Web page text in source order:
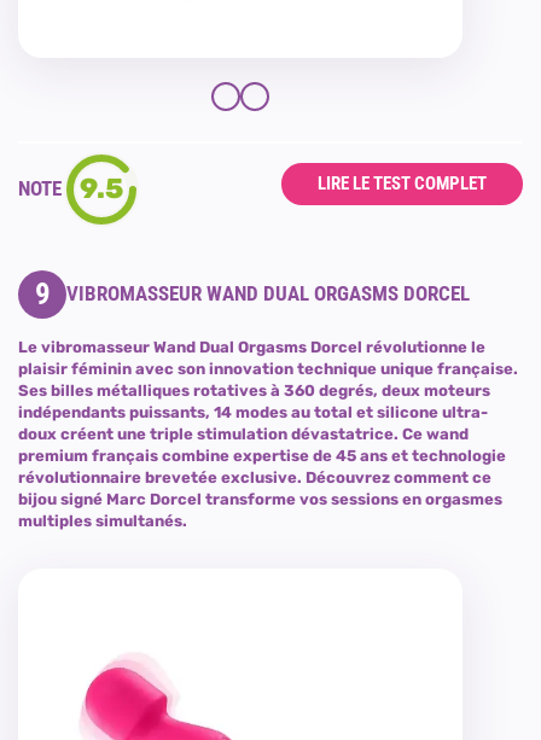
NOTE 9.5 LIRE LE TEST COMPLET
9 VIBROMASSEUR WAND DUAL ORGASMS DORCEL
Le vibromasseur Wand Dual Orgasms Dorcel révolutionne le
plaisir féminin avec son innovation technique unique française.
Ses billes métalliques rotatives à 360 degrés, deux moteurs
indépendants puissants, 14 modes au total et silicone ultra-
doux créent une triple stimulation dévastatrice. Ce wand
premium français combine expertise de 45 ans et technologie
révolutionnaire brevetée exclusive. Découvrez comment ce
bijou signé Marc Dorcel transforme vos sessions en orgasmes
multiples simultanés.